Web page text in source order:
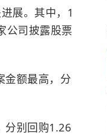
展。其中，1
公司披露股票
金额最高，分
分别回购1.26